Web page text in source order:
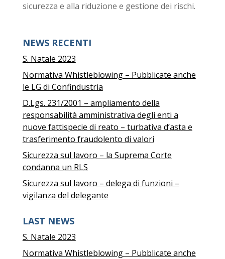
sicurezza e alla riduzione e gestione dei rischi.
NEWS RECENTI
S. Natale 2023
Normativa Whistleblowing – Pubblicate anche
le LG di Confindustria
D.Lgs. 231/2001 – ampliamento della
responsabilità amministrativa degli enti a
nuove fattispecie di reato – turbativa d’asta e
trasferimento fraudolento di valori
Sicurezza sul lavoro – la Suprema Corte
condanna un RLS
Sicurezza sul lavoro – delega di funzioni –
vigilanza del delegante
LAST NEWS
S. Natale 2023
Normativa Whistleblowing – Pubblicate anche